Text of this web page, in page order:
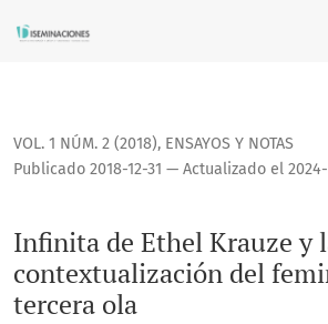
Infinita de Ethel Krauze y la
VOL. 1 NÚM. 2 (2018), ENSAYOS Y NOTAS
Infinita de Ethel Krauze y
contextualización del
tercera ola
Publicado 2018-12-31 — Actualizado el